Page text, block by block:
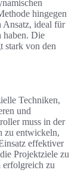
hingegen
Ansatz, ideal für
haben. Die
stark von den
Techniken,
und
muss in der
zu entwickeln,
effektiver
Projektziele zu
erfolgreich zu